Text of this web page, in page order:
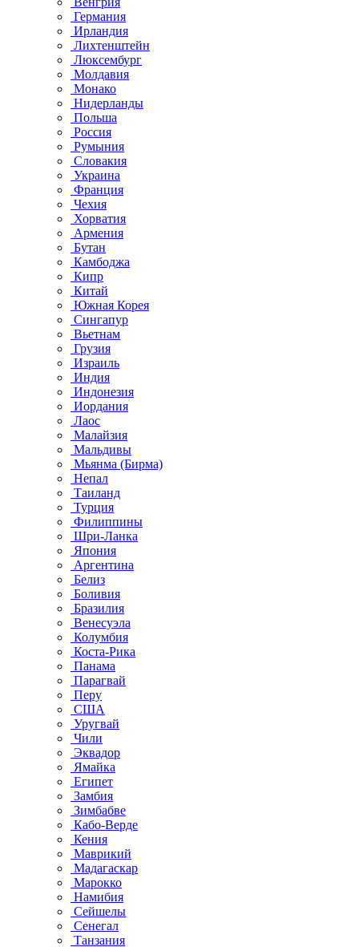
Германия
Ирландия
Лихтенштейн
Люксембург
Молдавия
Монако
Нидерланды
Польша
Россия
Румыния
Словакия
Украина
Франция
Чехия
Хорватия
Армения
Бутан
Камбоджа
Кипр
Китай
Южная Корея
Сингапур
Вьетнам
Грузия
Израиль
Индия
Индонезия
Иордания
Лаос
Малайзия
Мальдивы
Мьянма (Бирма)
Непал
Таиланд
Турция
Филиппины
Шри-Ланка
Япония
Аргентина
Белиз
Боливия
Бразилия
Венесуэла
Колумбия
Коста-Рика
Панама
Парагвай
Перу
США
Уругвай
Чили
Эквадор
Ямайка
Египет
Замбия
Зимбабве
Кабо-Верде
Кения
Маврикий
Мадагаскар
Марокко
Намибия
Сейшелы
Сенегал
Танзания